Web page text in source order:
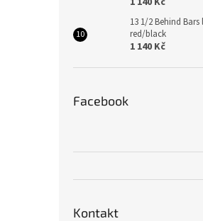
13 1/2 Behind
red/black
1 140 Kč
Facebook
Kontakt